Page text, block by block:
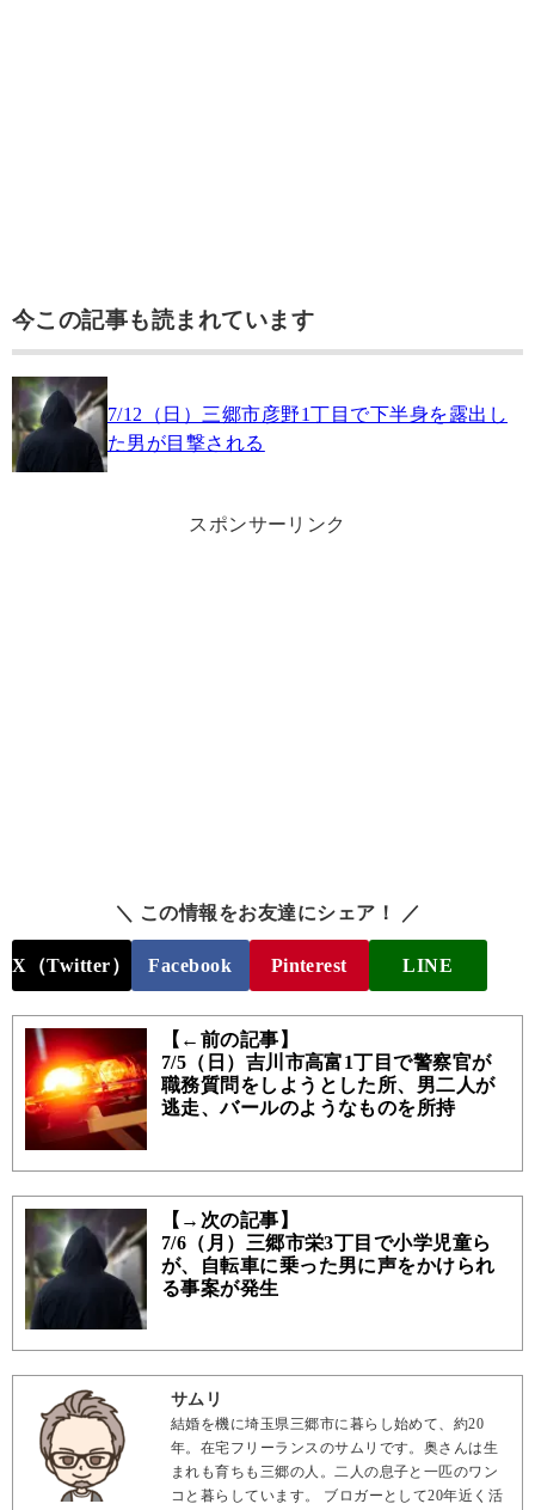
今この記事も読まれています
7/12（日）三郷市彦野1丁目で下半身を露出し
た男が目撃される
スポンサーリンク
＼ この情報をお友達にシェア！ ／
X（Twitter） Facebook Pinterest LINE
【←前の記事】
7/5（日）吉川市高富1丁目で警察官が
職務質問をしようとした所、男二人が
逃走、バールのようなものを所持
【→次の記事】
7/6（月）三郷市栄3丁目で小学児童ら
が、自転車に乗った男に声をかけられ
る事案が発生
サムリ
結婚を機に埼玉県三郷市に暮らし始めて、約20
年。在宅フリーランスのサムリです。奥さんは生
まれも育ちも三郷の人。二人の息子と一匹のワン
コと暮らしています。 ブロガーとして20年近く活